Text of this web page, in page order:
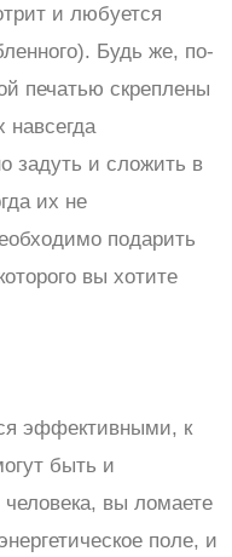
и любуется
Будь же, по-
печатью скреплены
задуть и сложить в
их не
подарить
вы хотите
эффективными, к
быть и
вы ломаете
поле, и